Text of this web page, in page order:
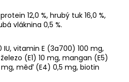
12,0 %, hrubý tuk 16,0 %,
vláknina 0,5 %.
IU, vitamin E (3a700) 100 mg,
(E1) 10 mg, mangan (E5)
měď (E4) 0,5 mg, biotin